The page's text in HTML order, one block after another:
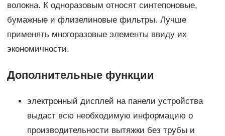
волокна. К одноразовым относят синтепоновые,
бумажные и флизелиновые фильтры. Лучше
применять многоразовые элементы ввиду их
экономичности.
Дополнительные функции
электронный дисплей на панели устройства
выдаст всю необходимую информацию о
производительности вытяжки без трубы и